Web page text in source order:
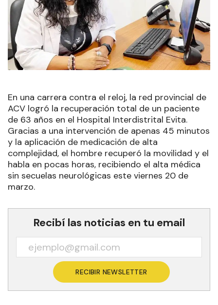
En una carrera contra el reloj, la red provincial de
ACV logró la recuperación total de un paciente
de 63 años en el Hospital Interdistrital Evita.
Gracias a una intervención de apenas 45 minutos
y la aplicación de medicación de alta
complejidad, el hombre recuperó la movilidad y el
habla en pocas horas, recibiendo el alta médica
sin secuelas neurológicas este viernes 20 de
marzo.
Recibí las noticias en tu email
RECIBIR NEWSLETTER